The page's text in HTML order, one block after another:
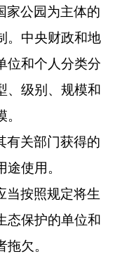
公园为主体的
。中央财政和地
位和个人分类分
、级别、规模和
关部门获得的
使用。
当按照规定将生
态保护的单位和
欠。